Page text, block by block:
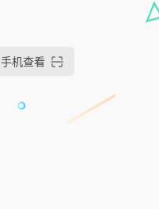
手机查看